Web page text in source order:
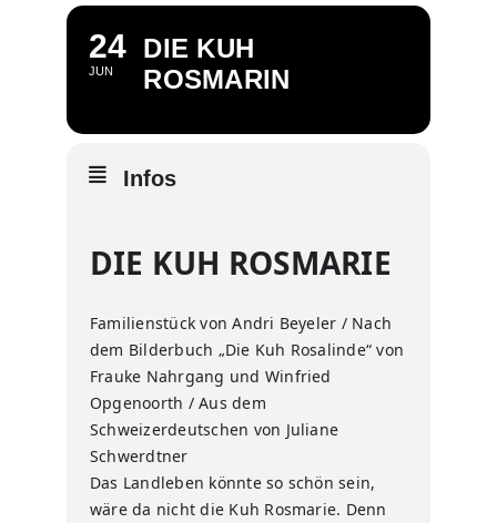
24
JUN
DIE KUH
ROSMARIN
Infos
DIE KUH ROSMARIE
Familienstück von Andri Beyeler / Nach
dem Bilderbuch „Die Kuh Rosalinde“ von
Frauke Nahrgang und Winfried
Opgenoorth / Aus dem
Schweizerdeutschen von Juliane
Schwerdtner
Das Landleben könnte so schön sein,
wäre da nicht die Kuh Rosmarie. Denn